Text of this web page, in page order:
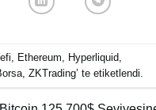
Ethereum Hyperliquid
,ZKTrading’ te etiketlendi.